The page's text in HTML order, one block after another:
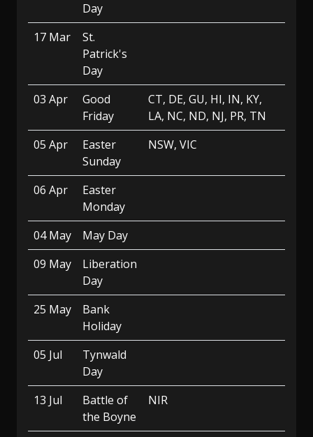
Day
17 Mar
St.
Patrick's
Day
03 Apr
Good
Friday
CT, DE, GU, HI, IN, KY,
LA, NC, ND, NJ, PR, TN
05 Apr
Easter
Sunday
NSW, VIC
06 Apr
Easter
Monday
04 May
May Day
09 May
Liberation
Day
25 May
Bank
Holiday
05 Jul
Tynwald
Day
13 Jul
Battle of
the Boyne
NIR